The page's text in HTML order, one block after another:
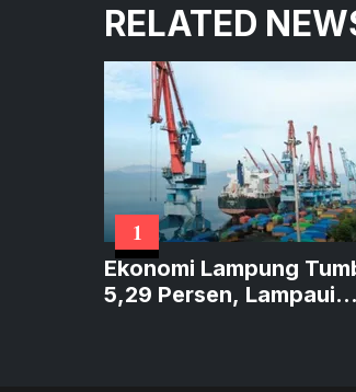
RELATED
1
Ekonomi Lampung
5,29 Persen, Lampaui